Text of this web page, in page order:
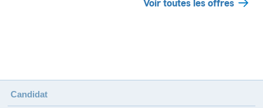
Voir toutes les offres
Candidat